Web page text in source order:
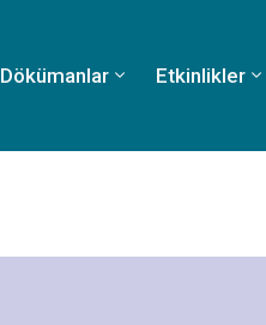
Dökümanlar Etkinlikler